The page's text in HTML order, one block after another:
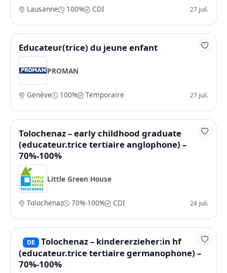
Lausanne 100% CDI 27 juil.
Educateur(trice) du jeune enfant
PROMAN
Genève 100% Temporaire 27 juil.
Tolochenaz – early childhood graduate
(educateur.trice tertiaire anglophone) –
70%-100%
Little Green House
Tolochenaz 70%-100% CDI 24 juil.
DE
Tolochenaz – kindererzieher:in hf
(educateur.trice tertiaire germanophone) –
70%-100%